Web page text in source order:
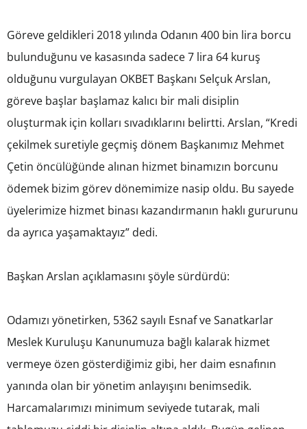
Göreve geldikleri 2018 yılında Odanın 400 bin lira borcu
bulunduğunu ve kasasında sadece 7 lira 64 kuruş
olduğunu vurgulayan OKBET Başkanı Selçuk Arslan,
göreve başlar başlamaz kalıcı bir mali disiplin
oluşturmak için kolları sıvadıklarını belirtti. Arslan, “Kredi
çekilmek suretiyle geçmiş dönem Başkanımız Mehmet
Çetin öncülüğünde alınan hizmet binamızın borcunu
ödemek bizim görev dönemimize nasip oldu. Bu sayede
üyelerimize hizmet binası kazandırmanın haklı gururunu
da ayrıca yaşamaktayız” dedi.
Başkan Arslan açıklamasını şöyle sürdürdü:
Odamızı yönetirken, 5362 sayılı Esnaf ve Sanatkarlar
Meslek Kuruluşu Kanunumuza bağlı kalarak hizmet
vermeye özen gösterdiğimiz gibi, her daim esnafının
yanında olan bir yönetim anlayışını benimsedik.
Harcamalarımızı minimum seviyede tutarak, mali